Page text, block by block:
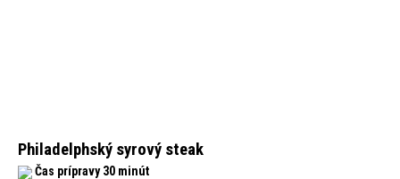
Philadelphský syrový steak
Čas prípravy 30 minút